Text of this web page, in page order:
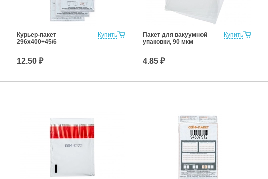
Купить
Курьер-пакет
296х400+45/6
12.50 ₽
Купить
Пакет для вакуумной
упаковки, 90 мкм
4.85 ₽